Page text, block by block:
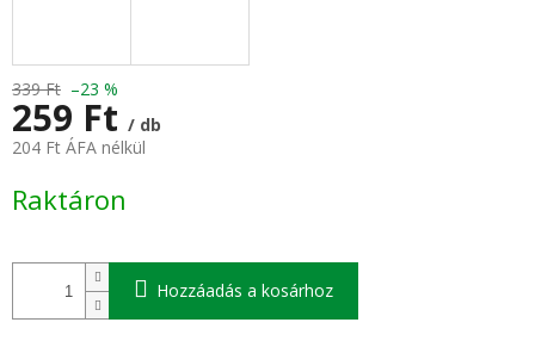
339 Ft –23 %
259 Ft / db
204 Ft ÁFA nélkül
Raktáron
Hozzáadás a kosárhoz